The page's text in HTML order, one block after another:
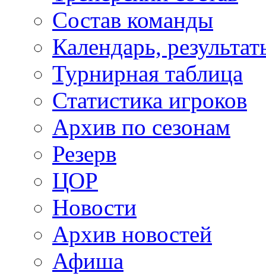
Состав команды
Календарь,
Турнирная таблица
Статистика игроков
Архив по сезонам
Резерв
ЦОР
Новости
Архив новостей
Афиша